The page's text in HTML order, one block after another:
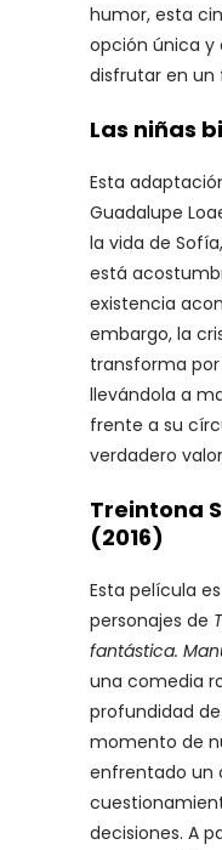
humor, esta
opción única
disfrutar en un
Las niñas
Esta
Guadalupe
la vida de
está
existencia
embargo, la
transforma
llevándola a
frente a su
verdadero
Treintona
(2016)
Esta película
personajes de
fantástica.
una comedia
profundidad
momento de
enfrentado un
decisiones. A